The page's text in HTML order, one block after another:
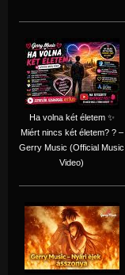
Ha volna két életem ✨
Miért nincs két életem? ? –
Gerry Music (Official Music
Video)